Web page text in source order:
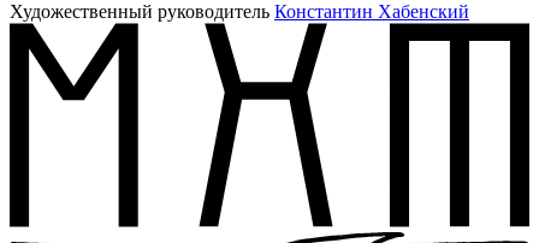
Художественный руководитель Константин Хабенский